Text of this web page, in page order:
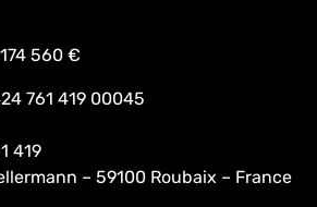
560 €
761 419 00045
419
– 59100 Roubaix – France